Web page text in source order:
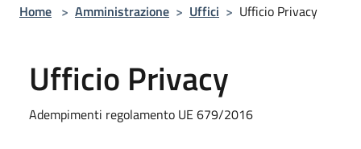
Home > Amministrazione > Uffici > Ufficio Privacy
Ufficio Privacy
Adempimenti regolamento UE 679/2016